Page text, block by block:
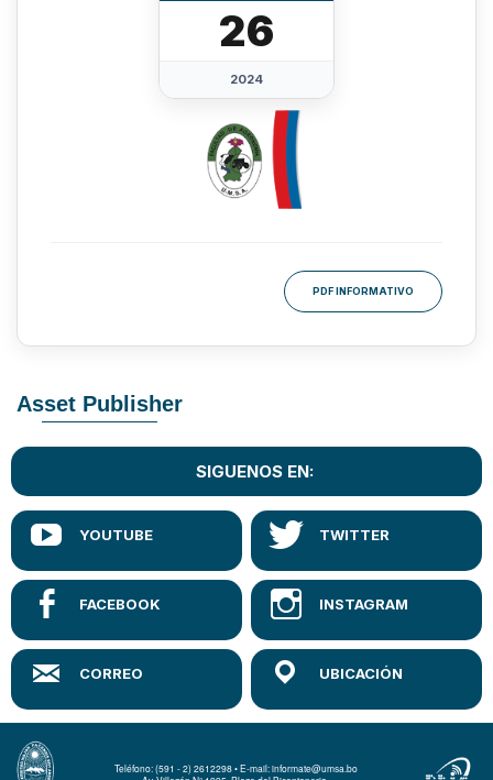
26
2024
PDF INFORMATIVO
Asset Publisher
SIGUENOS EN:
Teléfono: (591 - 2) 2612298 • E-mail: informate@umsa.bo